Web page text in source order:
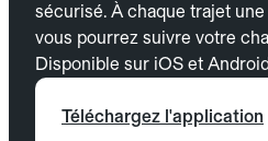
sécurisé. À chaque trajet
vous pourrez suivre votre
Disponible sur iOS et
Téléchargez l'application